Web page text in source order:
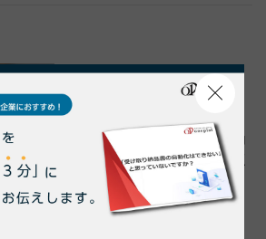
納品書
納品書・請求書管理とは？効
率化の方法や電子化の注意点
も解説